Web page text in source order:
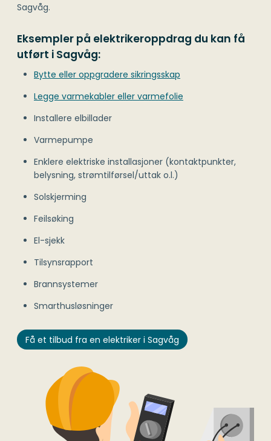
Sagvåg.
Eksempler på elektrikeroppdrag du kan få
utført i Sagvåg:
Bytte eller oppgradere sikringsskap
Legge varmekabler eller varmefolie
Installere elbillader
Varmepumpe
Enklere elektriske installasjoner (kontaktpunkter,
belysning, strømtilførsel/uttak o.l.)
Solskjerming
Feilsøking
El-sjekk
Tilsynsrapport
Brannsystemer
Smarthusløsninger
Få et tilbud fra en elektriker i Sagvåg